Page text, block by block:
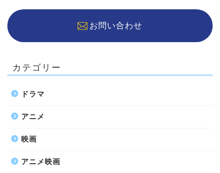
お問い合わせ
カテゴリー
ドラマ
アニメ
映画
アニメ映画